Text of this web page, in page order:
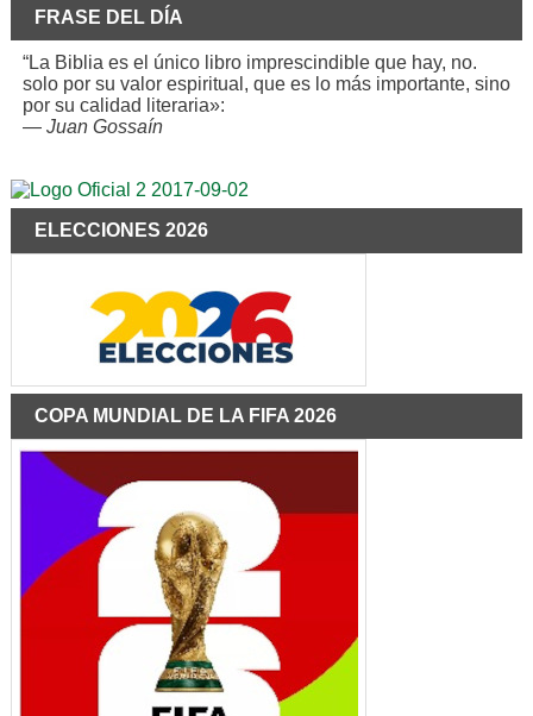
FRASE DEL DÍA
“La Biblia es el único libro imprescindible que hay, no.
solo por su valor espiritual, que es lo más importante, sino
por su calidad literaria»:
— Juan Gossaín
ELECCIONES 2026
COPA MUNDIAL DE LA FIFA 2026